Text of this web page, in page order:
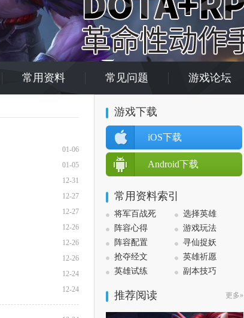
常用资料 常见问题 游戏论坛
01-06
01-05
12-31
12-27
12-27
12-26
12-26
12-26
12-24
12-24
游戏下载
iOS下载
Android下载
常用资料索引
将军百战死
选择英雄
阵容心得
游戏玩法
阵容配置
寻仙捉妖
抢夺经文
英雄祈愿
英雄试练
副本技巧
推荐阅读 更多»